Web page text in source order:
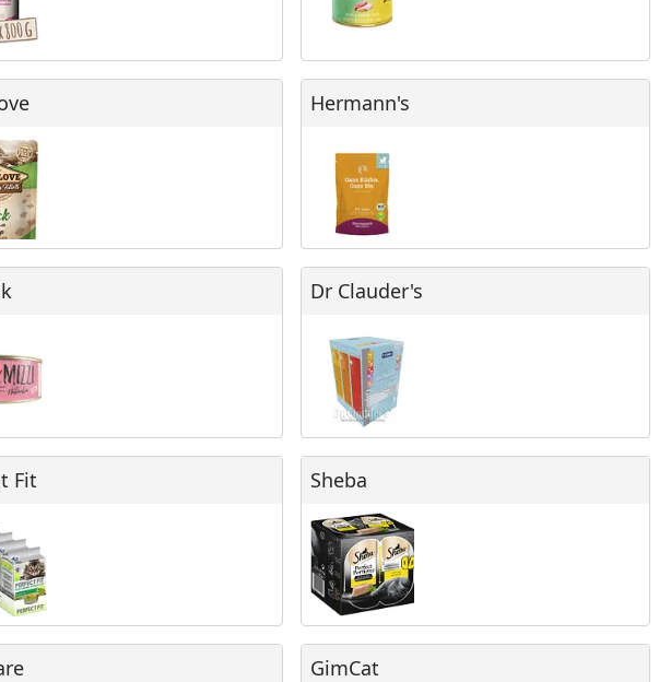
Hermann's
Hermann's
Dr Clauder's
Dr Clauder's
Fit Sheba
Sheba
GimCat
GimCat